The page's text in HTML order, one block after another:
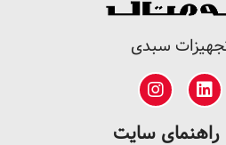
سبدی
راهنمای سایت